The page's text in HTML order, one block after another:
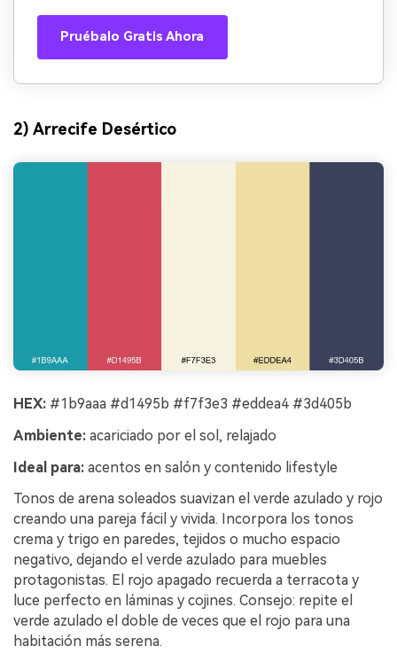
Pruébalo Gratis Ahora
2) Arrecife Desértico
HEX: #1b9aaa #d1495b #f7f3e3 #eddea4 #3d405b
Ambiente: acariciado por el sol, relajado
Ideal para: acentos en salón y contenido lifestyle
Tonos de arena soleados suavizan el verde azulado y rojo
creando una pareja fácil y vivida. Incorpora los tonos
crema y trigo en paredes, tejidos o mucho espacio
negativo, dejando el verde azulado para muebles
protagonistas. El rojo apagado recuerda a terracota y
luce perfecto en láminas y cojines. Consejo: repite el
verde azulado el doble de veces que el rojo para una
habitación más serena.